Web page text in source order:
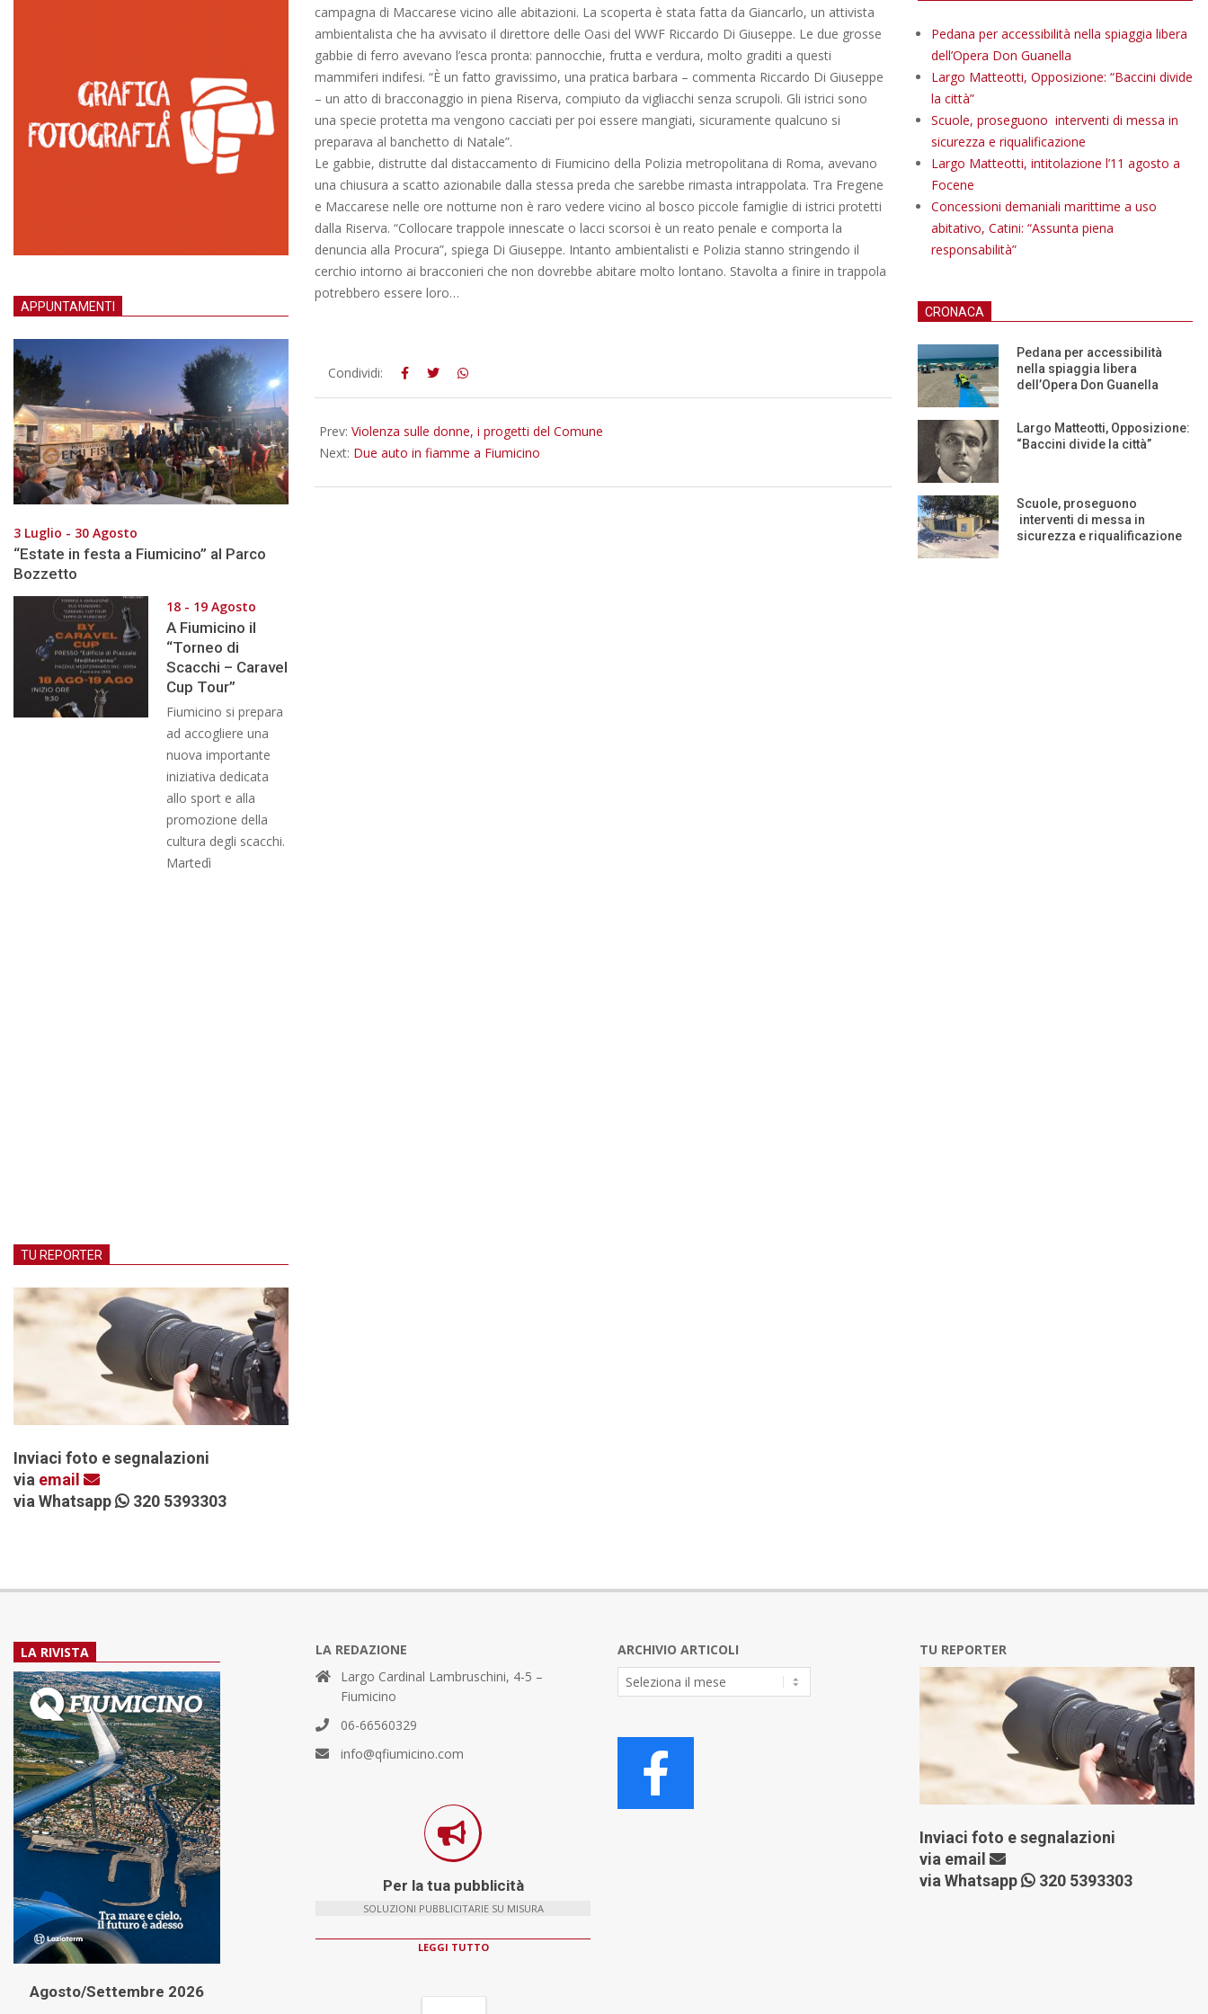
campagna di Maccarese vicino alle abitazioni. La scoperta è stata fatta da Giancarlo, un attivista
ambientalista che ha avvisato il direttore delle Oasi del WWF Riccardo Di Giuseppe. Le due grosse
gabbie di ferro avevano l’esca pronta: pannocchie, frutta e verdura, molto graditi a questi
mammiferi indifesi. “È un fatto gravissimo, una pratica barbara – commenta Riccardo Di Giuseppe
– un atto di bracconaggio in piena Riserva, compiuto da vigliacchi senza scrupoli. Gli istrici sono
una specie protetta ma vengono cacciati per poi essere mangiati, sicuramente qualcuno si
preparava al banchetto di Natale”.
Le gabbie, distrutte dal distaccamento di Fiumicino della Polizia metropolitana di Roma, avevano
una chiusura a scatto azionabile dalla stessa preda che sarebbe rimasta intrappolata. Tra Fregene
e Maccarese nelle ore notturne non è raro vedere vicino al bosco piccole famiglie di istrici protetti
dalla Riserva. “Collocare trappole innescate o lacci scorsoi è un reato penale e comporta la
denuncia alla Procura”, spiega Di Giuseppe. Intanto ambientalisti e Polizia stanno stringendo il
cerchio intorno ai bracconieri che non dovrebbe abitare molto lontano. Stavolta a finire in trappola
potrebbero essere loro…
2015-
11-
Condividi:
Prev: Violenza sulle donne, i progetti del Comune
Next: Due auto in fiamme a Fiumicino
APPUNTAMENTI
3 Luglio - 30 Agosto
“Estate in festa a Fiumicino” al Parco
Bozzetto
18 - 19 Agosto
A Fiumicino il
“Torneo di
Scacchi – Caravel
Cup Tour”
Fiumicino si prepara
ad accogliere una
nuova importante
iniziativa dedicata
allo sport e alla
promozione della
cultura degli scacchi.
Martedì
TU REPORTER
Inviaci foto e segnalazioni
via email
via Whatsapp
320 5393303
Pedana per accessibilità nella spiaggia libera
dell’Opera Don Guanella
Largo Matteotti, Opposizione: “Baccini divide
la città”
Scuole, proseguono interventi di messa in
sicurezza e riqualificazione
Largo Matteotti, intitolazione l’11 agosto a
Focene
Concessioni demaniali marittime a uso
abitativo, Catini: “Assunta piena
responsabilità”
CRONACA
Pedana per accessibilità
nella spiaggia libera
dell’Opera Don Guanella
Largo Matteotti, Opposizione:
“Baccini divide la città”
Scuole, proseguono
interventi di messa in
sicurezza e riqualificazione
LA RIVISTA
Agosto/Settembre 2026
LA REDAZIONE
Largo Cardinal Lambruschini, 4-5 –
Fiumicino
06-66560329
info@qfiumicino.com
Per la tua pubblicità
SOLUZIONI PUBBLICITARIE SU MISURA
LEGGI TUTTO
ARCHIVIO ARTICOLI
Archivio
Articoli
TU REPORTER
Inviaci foto e segnalazioni
via email
via Whatsapp
320 5393303